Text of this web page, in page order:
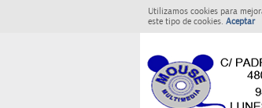
Utilizamos cookies para
este tipo de cookies. Aceptar